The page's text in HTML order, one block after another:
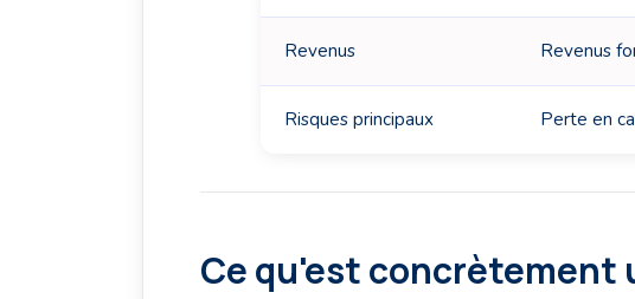
Revenus Revenus
Risques principaux Perte en
Ce qu'est concrètement